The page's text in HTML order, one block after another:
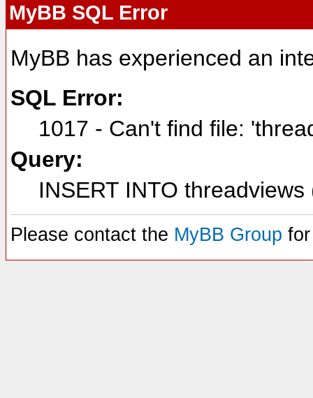
MyBB SQL Error
MyBB has experienced an
SQL Error:
1017 - Can't find file:
Query:
INSERT INTO
Please contact the MyBB Group